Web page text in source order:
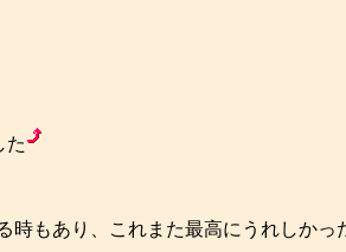
た
もあり、これまた最高にうれしかっ